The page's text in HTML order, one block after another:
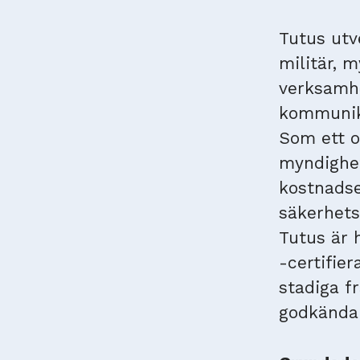
Tutus
militär,
Som ett
Tutus är
-
stadiga